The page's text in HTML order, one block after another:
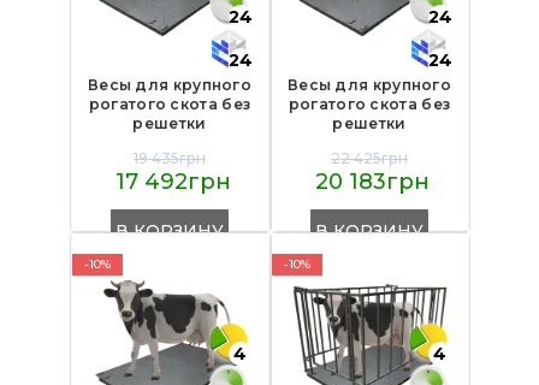
24
24
Весы для крупного
рогатого скота без
решетки
ВПД-1020-СК 3т
19 435грн
17 492грн
В КОРЗИНУ
24
24
Весы для крупного
рогатого скота без
решетки
ВПД-1220-СК 3т
22 425грн
20 183грн
В КОРЗИНУ
-10%
4
-10%
4